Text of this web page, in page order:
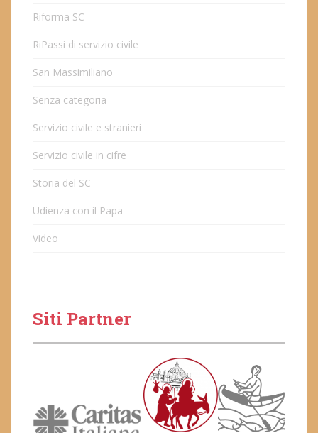
Riforma SC
RiPassi di servizio civile
San Massimiliano
Senza categoria
Servizio civile e stranieri
Servizio civile in cifre
Storia del SC
Udienza con il Papa
Video
Siti Partner